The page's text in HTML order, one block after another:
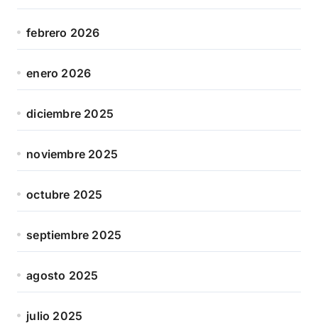
febrero 2026
enero 2026
diciembre 2025
noviembre 2025
octubre 2025
septiembre 2025
agosto 2025
julio 2025